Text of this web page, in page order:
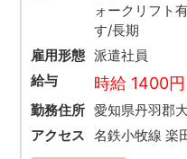
ォークリフト
す/長期
雇用形態 派遣社員
給与
時給 1400円
勤務住所 愛知県丹羽郡
アクセス
名鉄小牧線 楽